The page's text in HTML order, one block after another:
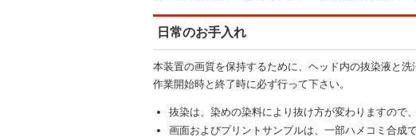
日常のお手入れ
本装置の画質を保持するために、ヘッド内の抜染液と洗
作業開始時と終了時に必ず行って下さい。
抜染は、染めの染料により抜け方が変わりますので
画面およびプリントサンプルは、一部ハメコミ合成で